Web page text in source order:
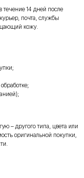
14 дней после
почта, службы
кожу.
– другого типа, цвета или
оригинальной покупки,